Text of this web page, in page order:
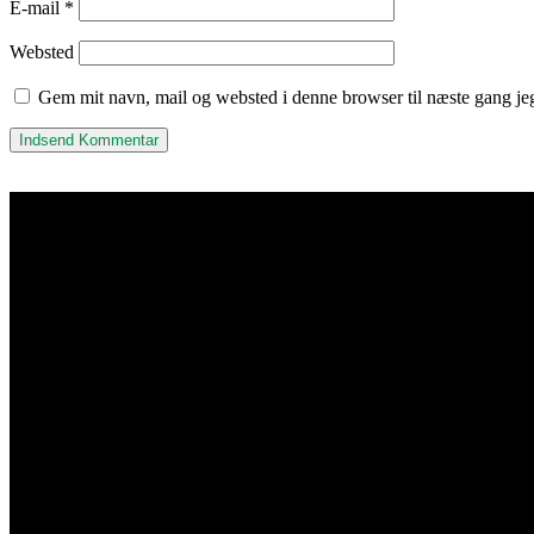
E-mail *
Websted
Gem mit navn, mail og websted i denne browser til næste gang